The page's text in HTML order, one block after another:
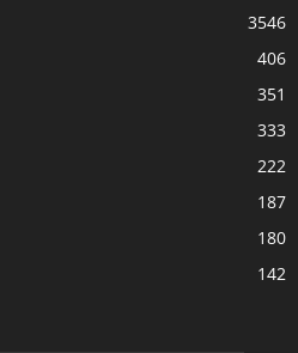
3546
406
351
333
222
187
180
142